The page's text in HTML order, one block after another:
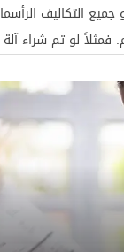
التكاليف
لو تم شراء آلة
+ مصاريف
تكاليف تركيب
القاعدة. ثانياً :
الاصل او زيادة
رأسمالية،
بمعدل إهلاكه.